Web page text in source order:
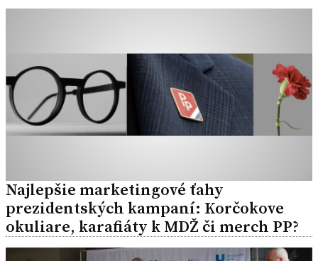
Najlepšie marketingové ťahy
prezidentských kampaní: Korčokove
okuliare, karafiáty k MDŽ či merch PP?